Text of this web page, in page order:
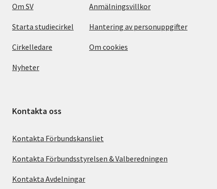
Om SV
Starta studiecirkel
Cirkelledare
Nyheter
Anmälningsvillkor
Hantering av personuppgifter
Om cookies
Kontakta oss
Kontakta Förbundskansliet
Kontakta Förbundsstyrelsen & Valberedningen
Kontakta Avdelningar